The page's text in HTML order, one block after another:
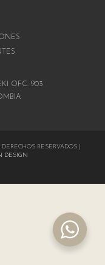
OFC. 903
RESERVADOS |
DESIGN